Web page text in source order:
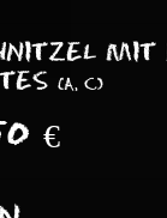
(A, C)
€